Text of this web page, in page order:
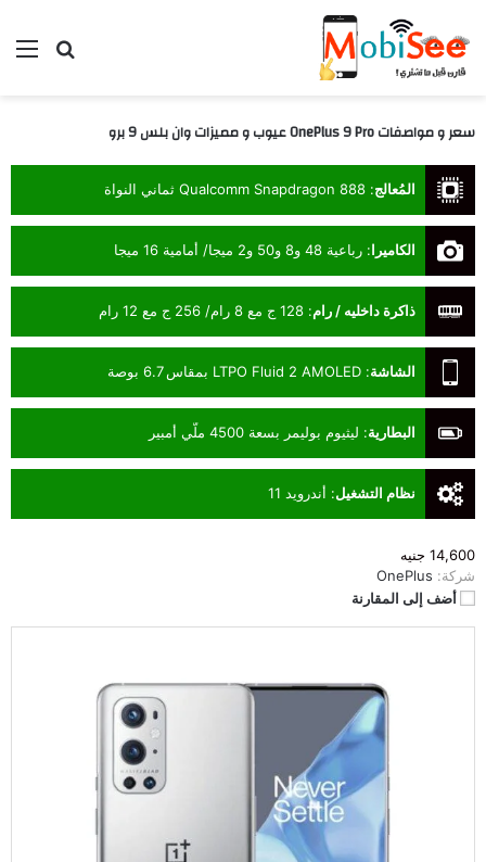
بحث
سعر و مواصفات OnePlus 9 Pro عيوب و مميزات وان بلس 9 برو
14,600 جنيه
شركة: OnePlus
أضف إلى المقارنة
المُعالج: Qualcomm Snapdragon 888 ثماني النواة
الكاميرا: رباعية 48 و8 و50 و2 ميجا/ أمامية 16 ميجا
ذاكرة داخليه / رام: 128 ج مع 8 رام/ 256 ج مع 12 رام
الشاشة: LTPO Fluid 2 AMOLED بمقاس 6.7 بوصة
البطارية: ليثيوم بوليمر بسعة 4500 ملّي أمبير
نظام التشغيل: أندرويد 11